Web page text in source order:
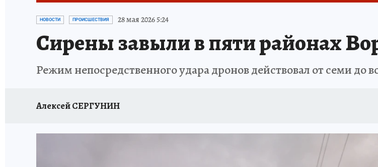
ПРОИСШЕСТВИЯ АФИША
НОВОСТИ ПРОИСШЕСТВИЯ 28 мая 2026 5:24
Сирены завыли в пяти районах
Режим непосредственного удара дронов действовал от семи до
Алексей СЕРГУНИН